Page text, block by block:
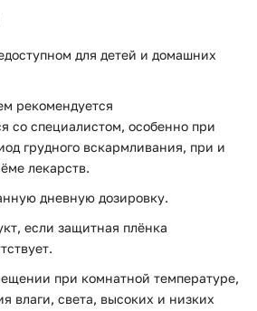
для детей и домашних
рекомендуется
со специалистом, особенно при
грудного вскармливания, при и
лекарств.
дневную дозировку.
если защитная плёнка
при комнатной температуре,
влаги, света, высоких и низких